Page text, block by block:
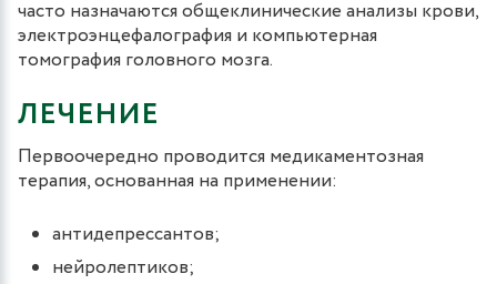
часто назначаются общеклинические анализы крови,
электроэнцефалография и компьютерная
томография головного мозга.
ЛЕЧЕНИЕ
Первоочередно проводится медикаментозная
терапия, основанная на применении:
антидепрессантов;
нейролептиков;